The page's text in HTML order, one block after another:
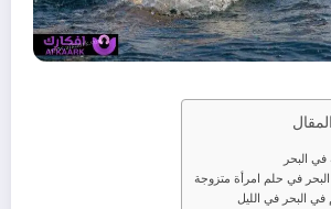
البحر
في حلم امرأة متزوجة
البحر في الليل